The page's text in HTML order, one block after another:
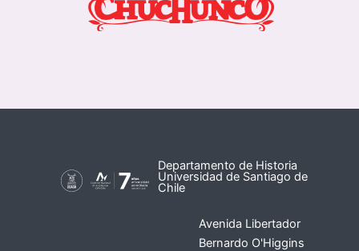
Departamento de Historia
Universidad de Santiago de
Chile
Avenida Libertador
Bernardo O'Higgins